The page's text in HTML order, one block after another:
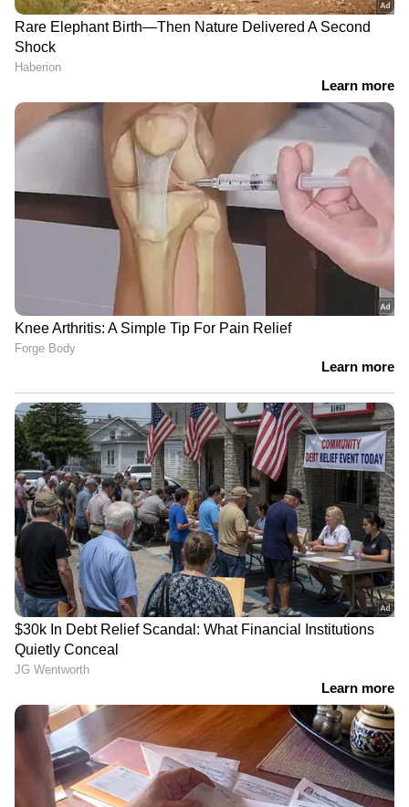
9 At Nine Malayalam News |
വാർത്തകൾ വിശദമായി | 06 August
'ഏരിയ കമ്മിറ്റി ഓഫീസ്
നിർമ്മാണത്തിൽ അവതരിപ്പിച്ച
കണക്കിൽ മാസങ്ങൾക്കുശേഷം
ലക്ഷങ്ങൾ കൂടിയതെങ്ങനെ?'